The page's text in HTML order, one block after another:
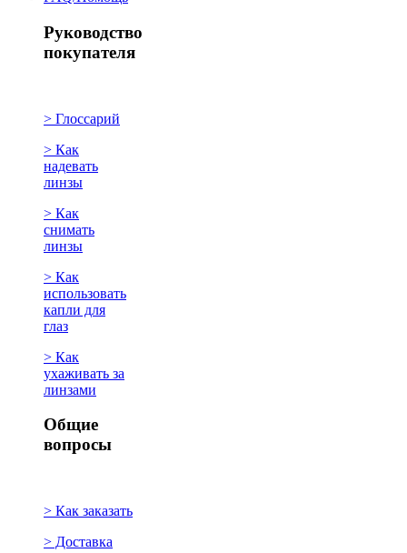
Руководство
покупателя
> Глоссарий
> Как
надевать
линзы
> Как
снимать
линзы
> Как
использовать
капли для
глаз
> Как
ухаживать за
линзами
Общие
вопросы
> Как заказать
> Доставка